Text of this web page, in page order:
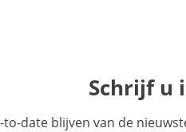
Schrijf u
date blijven van de